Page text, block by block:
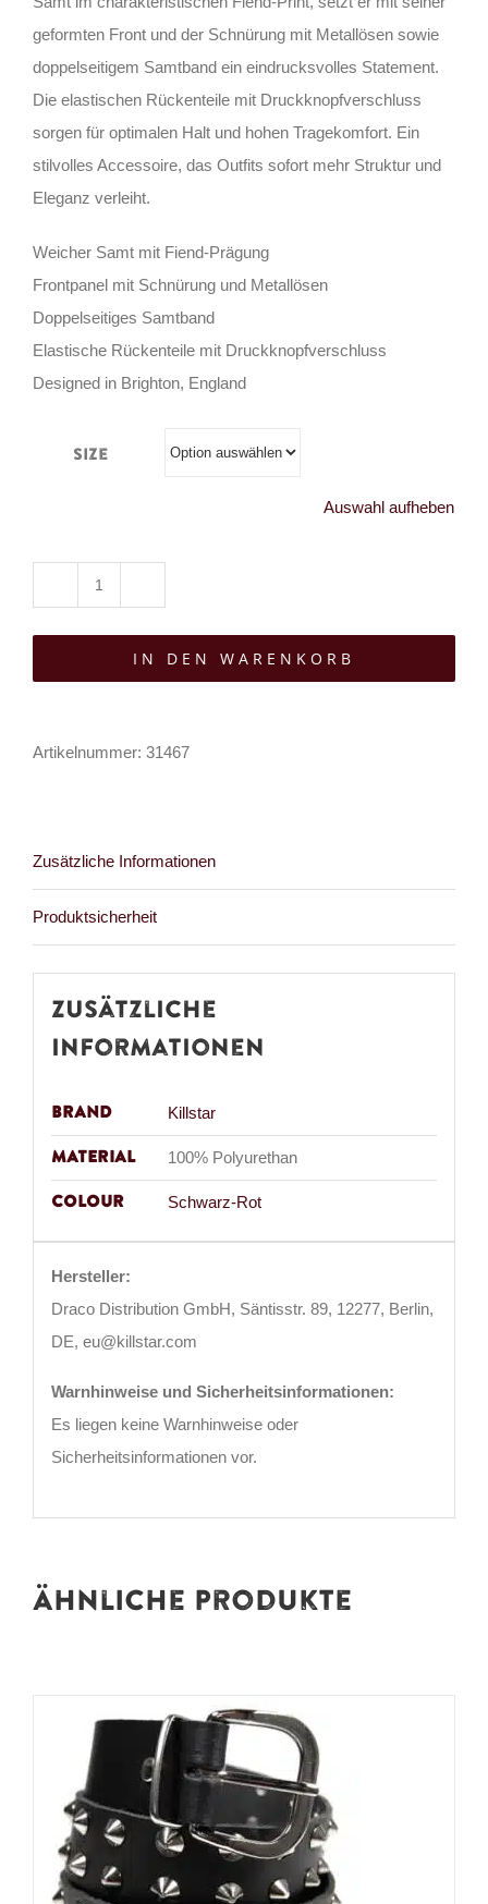
geformten Front und der Schnürung mit Metallösen sowie
doppelseitigem Samtband ein eindrucksvolles Statement.
Die elastischen Rückenteile mit Druckknopfverschluss
sorgen für optimalen Halt und hohen Tragekomfort. Ein
stilvolles Accessoire, das Outfits sofort mehr Struktur und
Eleganz verleiht.
Weicher Samt mit Fiend-Prägung
Frontpanel mit Schnürung und Metallösen
Doppelseitiges Samtband
Elastische Rückenteile mit Druckknopfverschluss
Designed in Brighton, England
Size
Auswahl aufheben
Gürtel
SpectralIN DEN WARENKORB
Artikelnummer: 31467
Zusätzliche Informationen
Produktsicherheit
Zusätzliche
Informationen
Brand Killstar
Material 100% Polyurethan
Colour Schwarz-Rot
Hersteller:
Draco Distribution GmbH, Säntisstr. 89, 12277, Berlin,
DE, eu@killstar.com
Warnhinweise und Sicherheitsinformationen:
Es liegen keine Warnhinweise oder
Sicherheitsinformationen vor.
Ähnliche Produkte